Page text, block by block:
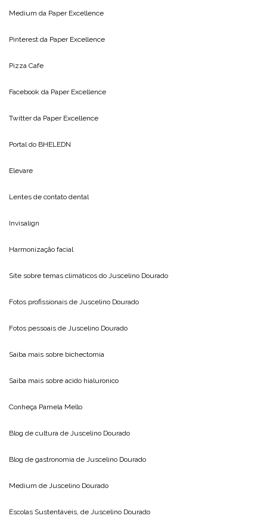
Medium da Paper Excellence
Pinterest da Paper Excellence
Pizza Cafe
Facebook da Paper Excellence
Twitter da Paper Excellence
Portal do BHELEDN
Elevare
Lentes de contato dental
Invisalign
Harmonização facial
Site sobre temas climáticos do Juscelino Dourado
Fotos profissionais de Juscelino Dourado
Fotos pessoais de Juscelino Dourado
Saiba mais sobre bichectomia
Saiba mais sobre acido hialuronico
Conheça Pamela Mello
Blog de cultura de Juscelino Dourado
Blog de gastronomia de Juscelino Dourado
Medium de Juscelino Dourado
Escolas Sustentáveis, de Juscelino Dourado